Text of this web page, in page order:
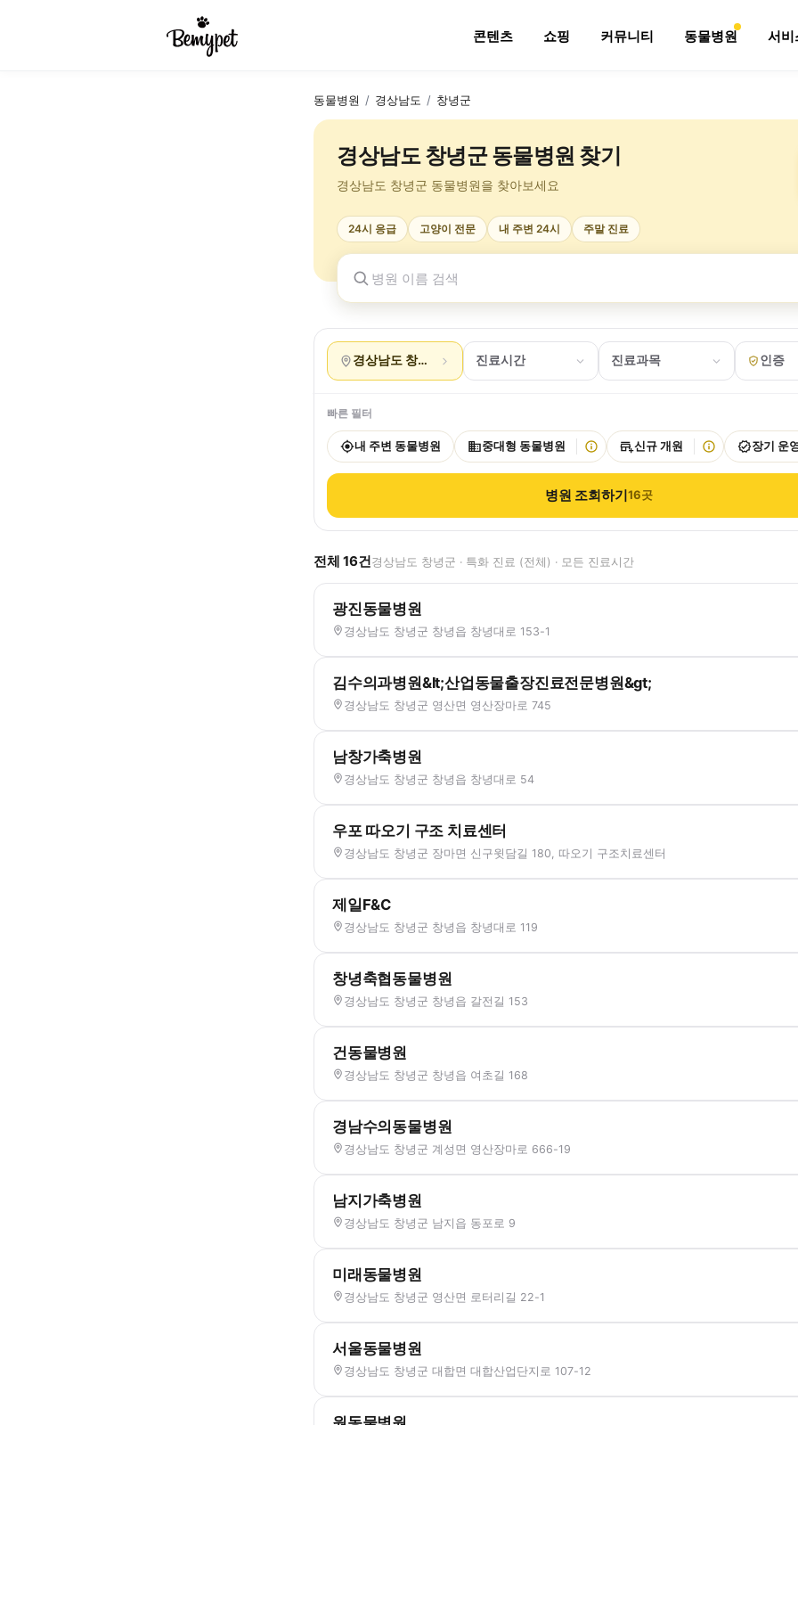
콘텐츠 쇼핑 커뮤니티 동물병원 서비
동물병원 / 경상남도 / 창녕군
경상남도 창녕군 동물병원 찾기
경상남도 창녕군 동물병원을 찾아보세요
24시 응급 고양이 전문 내 주변 24시 주말 진료
경상남도 창녕군 진료시간 진료과목 인증
빠른 필터
내 주변 동물병원 중대형 동물병원 신규 개원 장기 운
병원 조회하기16곳
전체 16건경상남도 창녕군 · 특화 진료 (전체) · 모든 진료시간
광진동물병원
경상남도 창녕군 창녕읍 창녕대로 153-1
김수의과병원&lt;산업동물출장진료전문병원&gt;
경상남도 창녕군 영산면 영산장마로 745
남창가축병원
경상남도 창녕군 창녕읍 창녕대로 54
우포 따오기 구조 치료센터
경상남도 창녕군 장마면 신구윗담길 180, 따오기 구조치료센터
제일F&C
경상남도 창녕군 창녕읍 창녕대로 119
창녕축협동물병원
경상남도 창녕군 창녕읍 갈전길 153
건동물병원
경상남도 창녕군 창녕읍 여초길 168
경남수의동물병원
경상남도 창녕군 계성면 영산장마로 666-19
남지가축병원
경상남도 창녕군 남지읍 동포로 9
미래동물병원
경상남도 창녕군 영산면 로터리길 22-1
서울동물병원
경상남도 창녕군 대합면 대합산업단지로 107-12
원동물병원